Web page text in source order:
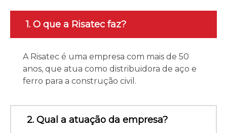
1. O que a Risatec faz?
A Risatec é uma empresa com mais de 50
anos, que atua como distribuidora de aço e
ferro para a construção civil.
2. Qual a atuação da empresa?